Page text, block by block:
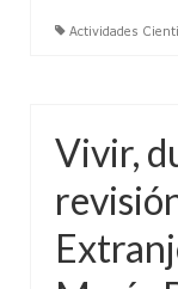
de Niños
Actividades
Vivir,